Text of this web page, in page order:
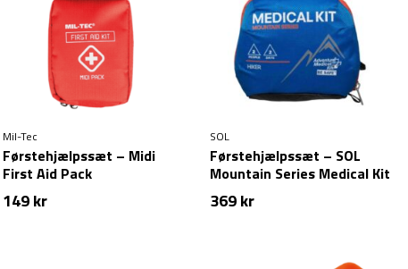
Mil-Tec
Førstehjælpssæt – Midi
First Aid Pack
149kr
SOL
Førstehjælpssæt – SOL
Mountain Series Medical Kit
– Hiker
369kr